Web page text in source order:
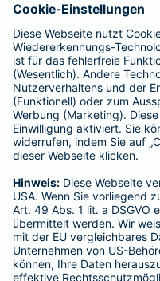
Barmenia ist
Kranken-